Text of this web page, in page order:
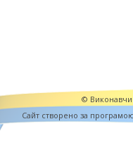
©
Cайт створено за